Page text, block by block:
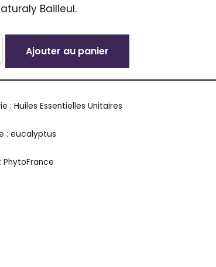
Bailleul.
Ajouter au panier
:Huiles Essentielles Unitaires
:eucalyptus
PhytoFrance